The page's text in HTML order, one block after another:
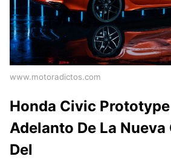
www.motoradictos.com
Honda Civic
Adelanto De La
Del